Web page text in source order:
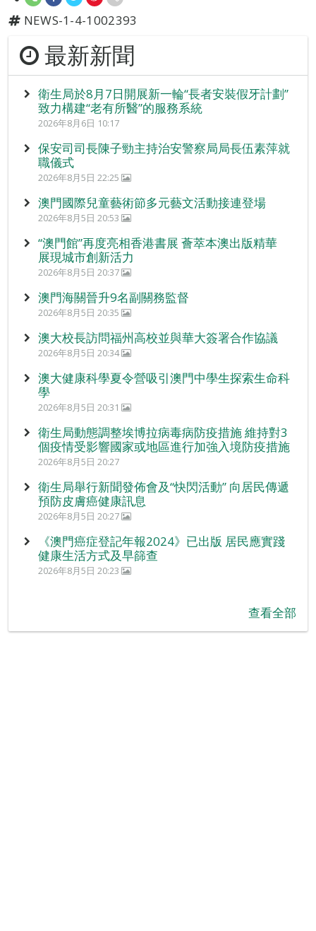
NEWS-1-4-1002393
最新新聞
衛生局於8月7日開展新一輪“長者安裝假牙計劃”
致力構建“老有所醫”的服務系統
2026年8月6日 10:17
保安司司長陳子勁主持治安警察局局長伍素萍就
職儀式
2026年8月5日 22:25
澳門國際兒童藝術節多元藝文活動接連登場
2026年8月5日 20:53
“澳門館”再度亮相香港書展 薈萃本澳出版精華
展現城市創新活力
2026年8月5日 20:37
澳門海關晉升9名副關務監督
2026年8月5日 20:35
澳大校長訪問福州高校並與華大簽署合作協議
2026年8月5日 20:34
澳大健康科學夏令營吸引澳門中學生探索生命科
學
2026年8月5日 20:31
衛生局動態調整埃博拉病毒病防疫措施 維持對3
個疫情受影響國家或地區進行加強入境防疫措施
2026年8月5日 20:27
衛生局舉行新聞發佈會及“快閃活動” 向居民傳遞
預防皮膚癌健康訊息
2026年8月5日 20:27
《澳門癌症登記年報2024》已出版 居民應實踐
健康生活方式及早篩查
2026年8月5日 20:23
查看全部